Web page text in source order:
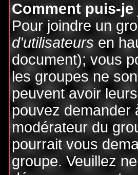
Comment puis-
Pour joindre un
d'utilisateursen
document); vous
les groupes ne
peuvent avoir
pouvez demander
modérateur du
pourrait vous
groupe. Veuillez